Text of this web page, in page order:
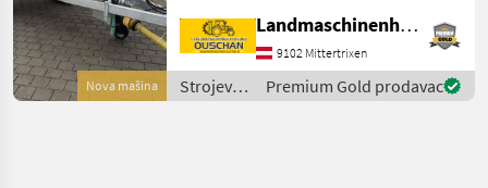
Nova mašina
4000liter - Obenanhängung
- Weitwinkelgelenkwelle -
Zusatzsiphon - Siphon
Landmaschinenhandel Ouschan Anton
9102 Mittertrixen
Strojevi
za
Premium Gold prodavac